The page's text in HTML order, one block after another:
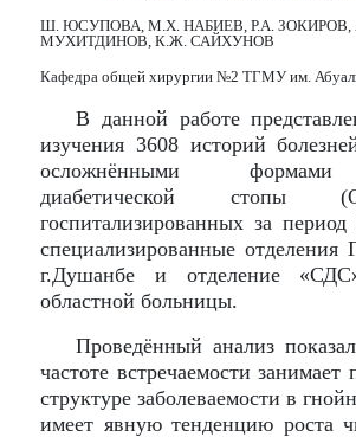
Ш. ЮСУПОВА, М.Х. НАБИЕВ, Р.А. ЗОКИРОВ,
МУХИТДИНОВ, К.Ж. САЙХУНОВ
Кафедра общей хирургии №2 ТГМУ им.
В данной работе
изучения 3608 историй
осложнёнными
диабетической
госпитализированных за период
специализированные
г.Душанбе и отделение
областной больницы.
Проведённый анализ
частоте встречаемости занимает
структуре заболеваемости в
имеет явную тенденцию роста